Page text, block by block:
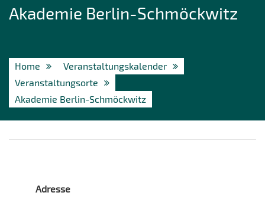
Akademie Berlin-Schmöckwitz
Home
Veranstaltungskalender
Veranstaltungsorte
Akademie Berlin-Schmöckwitz
Adresse